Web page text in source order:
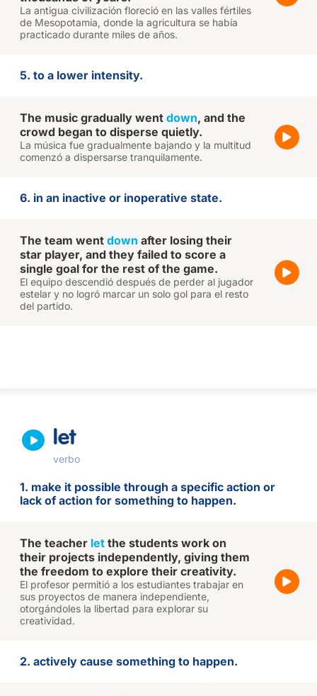
La antigua civilización floreció en las valles fértiles
de Mesopotamia, donde la agricultura se había
practicado durante miles de años.
5. to a lower intensity.
The music gradually went down, and the
crowd began to disperse quietly.
La música fue gradualmente bajando y la multitud
comenzó a dispersarse tranquilamente.
6. in an inactive or inoperative state.
The team went down after losing their
star player, and they failed to score a
single goal for the rest of the game.
El equipo descendió después de perder al jugador
estelar y no logró marcar un solo gol para el resto
del partido.
let
verbo
1. make it possible through a specific action or
lack of action for something to happen.
The teacher let the students work on
their projects independently, giving them
the freedom to explore their creativity.
El profesor permitió a los estudiantes trabajar en
sus proyectos de manera independiente,
otorgándoles la libertad para explorar su
creatividad.
2. actively cause something to happen.